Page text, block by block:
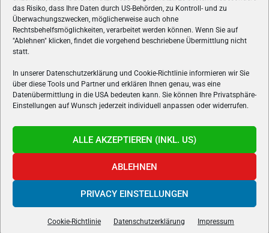
das Risiko, dass Ihre Daten durch US-Behörden, zu Kontroll- und zu
Überwachungszwecken, möglicherweise auch ohne
Rechtsbehelfsmöglichkeiten, verarbeitet werden können. Wenn Sie auf
"Ablehnen" klicken, findet die vorgehend beschriebene Übermittlung nicht
statt.
In unserer Datenschutzerklärung und Cookie-Richtlinie informieren wir Sie
über diese Tools und Partner und erklären Ihnen genau, was eine
Datenübermittlung in die USA bedeuten kann. Sie können Ihre Privatsphäre-
Einstellungen auf Wunsch jederzeit individuell anpassen oder widerrufen.
ALLE AKZEPTIEREN (INKL. US)
ABLEHNEN
PRIVACY EINSTELLUNGEN
Cookie-Richtlinie Datenschutzerklärung Impressum
Spielemagazin Österreichs und bringt täglich aktuelle News,
Reviews und Videos zu PC- und Konsolenspielen, Gaming-
Hardware und aus der Welt des e-Sport's.
FOLGE UNS
Gamers.at v6 © 1999-2024 All Rights Reserved -Kontakt|Impressum|
Datenschutzerklärung
- Developed by
powered byoverclockers.at